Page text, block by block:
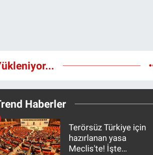
Haberler
Terörsüz Türkiye için
hazırlanan yasa
Meclis'te! İşte